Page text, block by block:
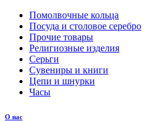
Помолвочные кольца
Посуда и столовое серебро
Прочие товары
Религиозные изделия
Серьги
Сувениры и книги
Цепи и шнурки
Часы
О нас